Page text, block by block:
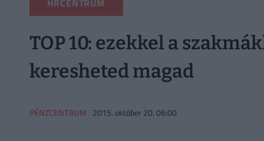
TOP 10: ezekkel a
keresheted magad
PÉNZCENTRUM 2015. október 20. 06:00